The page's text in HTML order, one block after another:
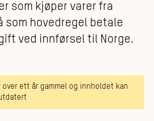
som kjøper varer fra
som hovedregel betale
ved innførsel til Norge.
ett år gammel og innholdet kan